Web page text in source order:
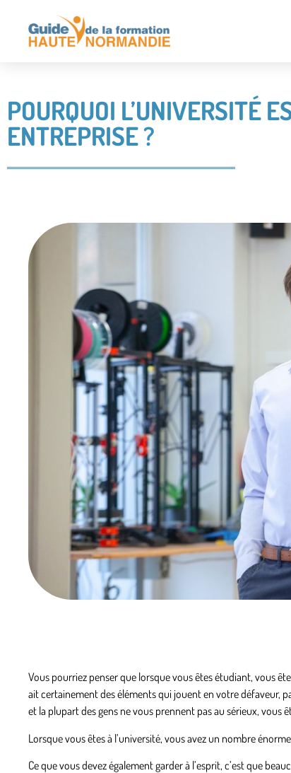
POURQUOI L’UNIVERSITÉ
ENTREPRISE ?
Vous pourriez penser que lorsque vous êtes étudiant, vous
ait certainement des éléments qui jouent en votre défaveur,
et la plupart des gens ne vous prennent pas au sérieux, vous
Lorsque vous êtes à l’université, vous avez un nombre
Ce que vous devez également garder à l’esprit, c’est que